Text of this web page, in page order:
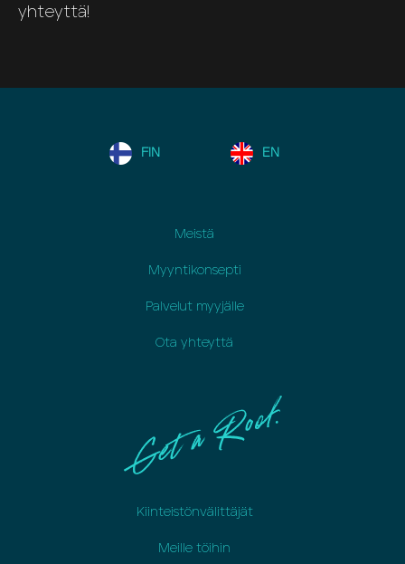
yhteyttä!
FIN EN
Meistä
Myyntikonsepti
Palvelut myyjälle
Ota yhteyttä
Kiinteistönvälittäjät
Meille töihin